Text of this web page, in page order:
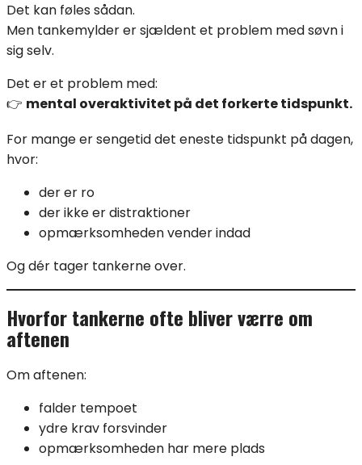
Det kan føles sådan.
Men tankemylder er sjældent et problem med søvn i
sig selv.
Det er et problem med:
👉 mental overaktivitet på det forkerte tidspunkt.
For mange er sengetid det eneste tidspunkt på dagen,
hvor:
der er ro
der ikke er distraktioner
opmærksomheden vender indad
Og dér tager tankerne over.
Hvorfor tankerne ofte bliver værre om
aftenen
Om aftenen:
falder tempoet
ydre krav forsvinder
opmærksomheden har mere plads